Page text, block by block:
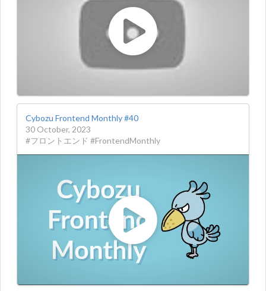
Cybozu Frontend Monthly #40
30 October, 2023
#フロントエンド #FrontendMonthly